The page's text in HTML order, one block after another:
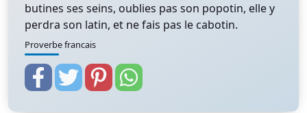
butines ses seins, oublies pas son popotin, elle y
perdra son latin, et ne fais pas le cabotin.
Proverbe francais